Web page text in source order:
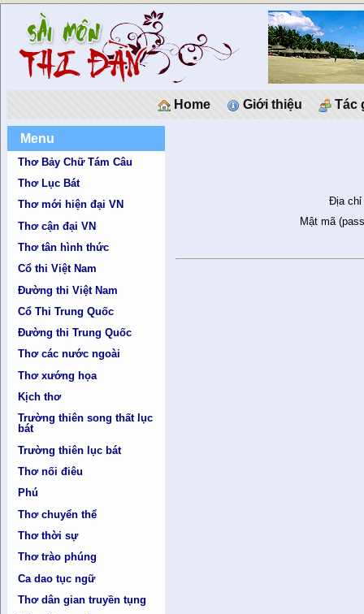
Home Giới thiệu Tác
Menu
Thơ Bảy Chữ Tám Câu
Thơ Lục Bát
Thơ mới hiện đại VN
Thơ cận đại VN
Thơ tân hình thức
Cổ thi Việt Nam
Đường thi Việt Nam
Cổ Thi Trung Quốc
Đường thi Trung Quốc
Thơ các nước ngoài
Thơ xướng họa
Kịch thơ
Trường thiên song thất lục
bát
Trường thiên lục bát
Thơ nối điêu
Phú
Thơ chuyển thể
Thơ thời sự
Thơ trào phúng
Ca dao tục ngữ
Thơ dân gian truyền tụng
Địa chỉ
Mật mã